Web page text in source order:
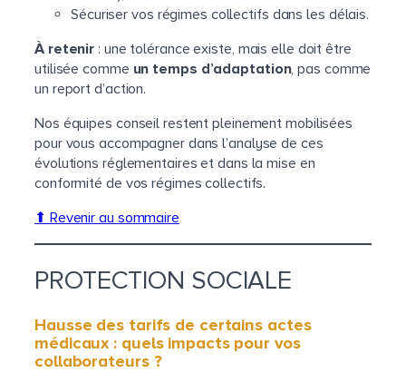
Sécuriser vos régimes collectifs dans les délais.
À retenir : une tolérance existe, mais elle doit être
utilisée comme un temps d’adaptation, pas comme
un report d’action.
Nos équipes conseil restent pleinement mobilisées
pour vous accompagner dans l’analyse de ces
évolutions réglementaires et dans la mise en
conformité de vos régimes collectifs.
⬆ Revenir au sommaire
PROTECTION SOCIALE
Hausse des tarifs de certains actes
médicaux : quels impacts pour vos
collaborateurs ?